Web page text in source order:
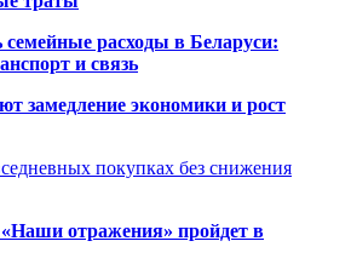
расходы в Беларуси:
и связь
замедление экономики и рост
покупках без снижения
отражения» пройдет в